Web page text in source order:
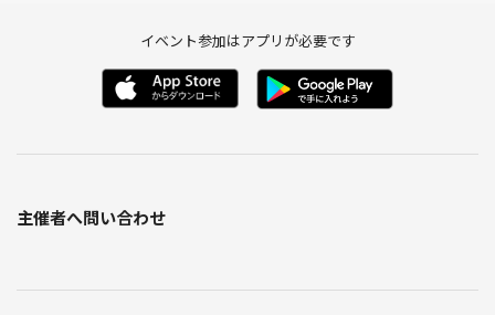
イベント参加はアプリが必要です
主催者へ問い合わせ